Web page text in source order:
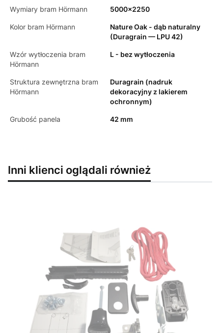
Wymiary bram Hörmann 5000x2250
Kolor bram Hörmann
Nature Oak - dąb naturalny
(Duragrain — LPU 42)
Wzór wytłoczenia bram
Hörmann
L - bez wytłoczenia
Struktura zewnętrzna bram
Hörmann
Duragrain (nadruk
dekoracyjny z lakierem
ochronnym)
Grubość panela 42 mm
Inni klienci oglądali również